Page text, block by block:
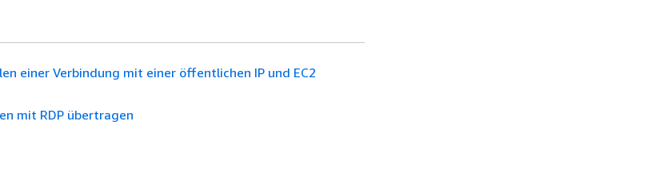
einer Verbindung mit einer öffentlichen IP und EC2
mit RDP übertragen